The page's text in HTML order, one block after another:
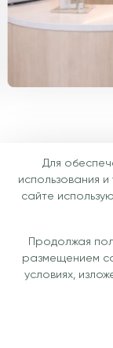
Готовы
Не
получите
Для
использования
сайте
Продолжая
размещением
условиях,